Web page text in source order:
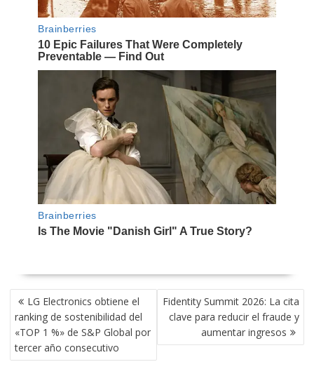
NAVEGACIÓN
DE
ENTRADAS
LG Electronics obtiene el
ranking de sostenibilidad del
«TOP 1 %» de S&P Global por
tercer año consecutivo
Fidentity Summit 2026: La cita
clave para reducir el fraude y
aumentar ingresos